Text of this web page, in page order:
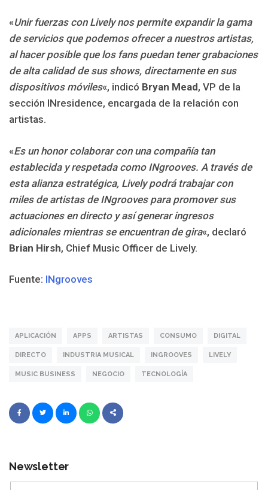
«Unir fuerzas con Lively nos permite expandir la gama
de servicios que podemos ofrecer a nuestros artistas,
al hacer posible que los fans puedan tener grabaciones
de alta calidad de sus shows, directamente en sus
dispositivos móviles«, indicó Bryan Mead, VP de la
sección INresidence, encargada de la relación con
artistas.
«Es un honor colaborar con una compañía tan
establecida y respetada como INgrooves. A través de
esta alianza estratégica, Lively podrá trabajar con
miles de artistas de INgrooves para promover sus
actuaciones en directo y así generar ingresos
adicionales mientras se encuentran de gira«, declaró
Brian Hirsh, Chief Music Officer de Lively.
Fuente: INgrooves
APLICACIÓN APPS ARTISTAS CONSUMO DIGITAL
DIRECTO INDUSTRIA MUSICAL INGROOVES LIVELY
MUSIC BUSINESS NEGOCIO TECNOLOGÍA
Newsletter